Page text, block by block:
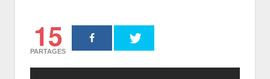
15
PARTAGES